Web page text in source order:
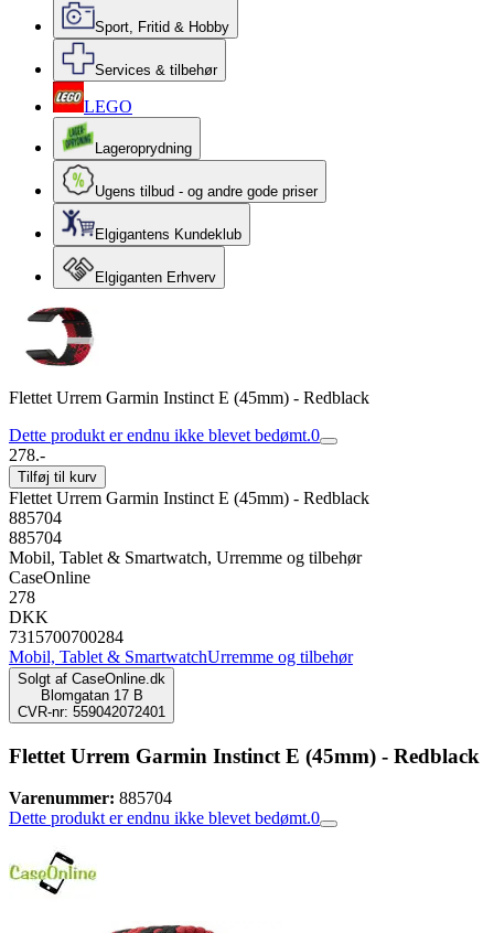
Sport, Fritid & Hobby
Services & tilbehør
LEGO
Lageroprydning
Ugens tilbud - og andre gode priser
Elgigantens Kundeklub
Elgiganten Erhverv
Flettet Urrem Garmin Instinct E (45mm) - Redblack
Dette produkt er endnu ikke blevet bedømt.0
278.-
Tilføj til kurv
Flettet Urrem Garmin Instinct E (45mm) - Redblack
885704
885704
Mobil, Tablet & Smartwatch, Urremme og tilbehør
CaseOnline
278
DKK
7315700700284
Mobil, Tablet & SmartwatchUrremme og tilbehør
Solgt af CaseOnline.dk
Blomgatan 17 B
CVR-nr: 559042072401
Flettet Urrem Garmin Instinct E (45mm) - Redblack
Varenummer: 885704
Dette produkt er endnu ikke blevet bedømt.0